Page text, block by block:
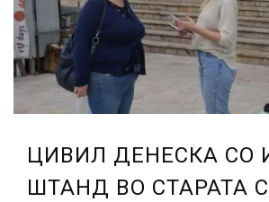
ЦИВИЛ ДЕНЕСКА СО
ШТАНД ВО СТАРАТА